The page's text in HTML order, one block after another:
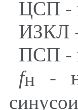
ЦСП -
ИЗКЛ -
ПСП -
fн -